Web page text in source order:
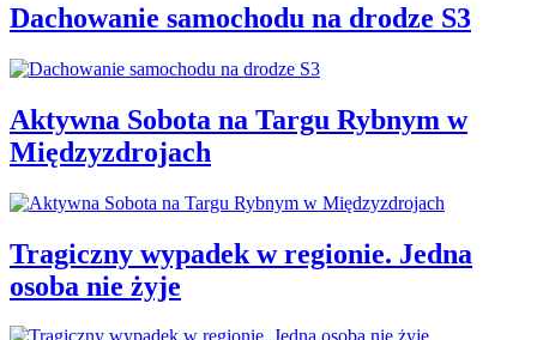
Dachowanie samochodu na drodze S3
Aktywna Sobota na Targu Rybnym w
Międzyzdrojach
Tragiczny wypadek w regionie. Jedna
osoba nie żyje